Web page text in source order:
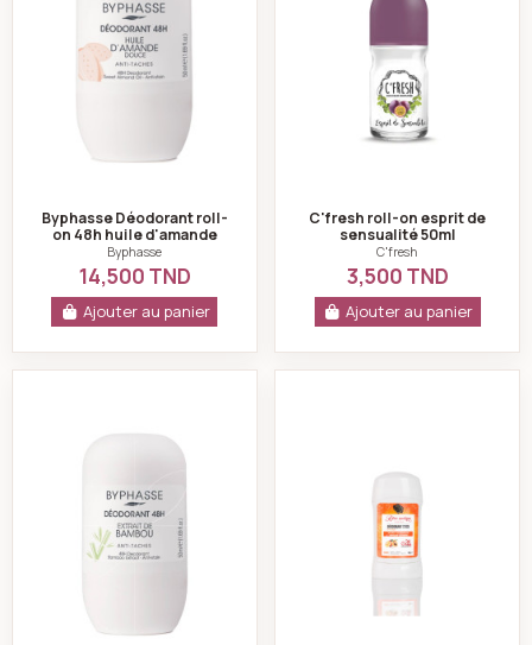
Byphasse Déodorant roll-
on 48h huile d'amande
douce anti-taches 50ml
Byphasse
14,500 TND
Ajouter au panier
C'fresh roll-on esprit de
sensualité 50ml
C'fresh
3,500 TND
Ajouter au panier